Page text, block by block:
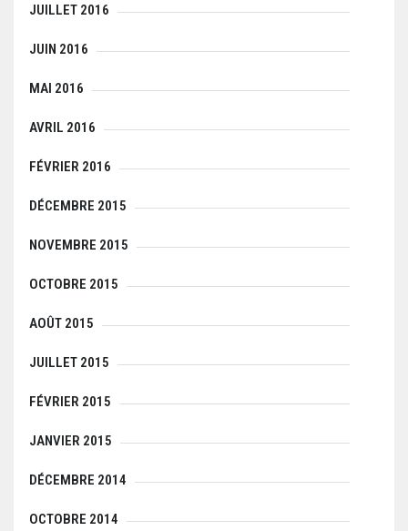
JUILLET 2016
JUIN 2016
MAI 2016
AVRIL 2016
FÉVRIER 2016
DÉCEMBRE 2015
NOVEMBRE 2015
OCTOBRE 2015
AOÛT 2015
JUILLET 2015
FÉVRIER 2015
JANVIER 2015
DÉCEMBRE 2014
OCTOBRE 2014